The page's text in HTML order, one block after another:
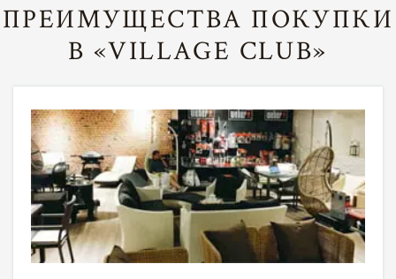
ПРЕИМУЩЕСТВА ПОКУПКИ
В «VILLAGE CLUB»